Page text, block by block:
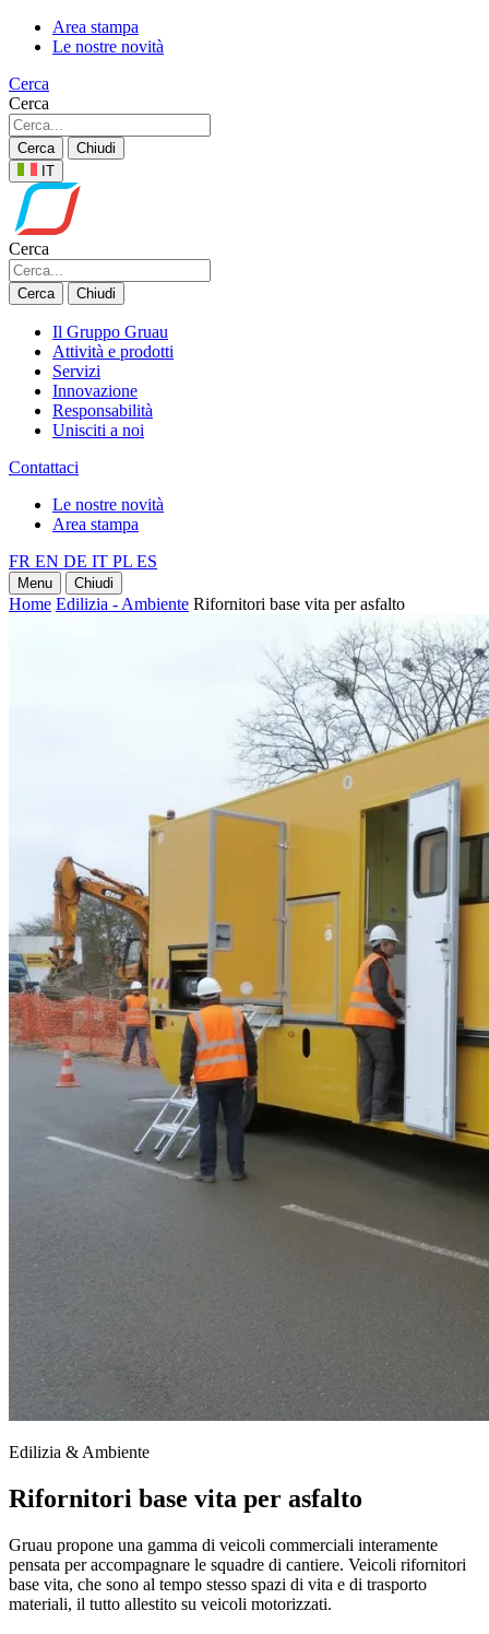
Area stampa
Le nostre novità
Cerca
Cerca
Cerca
Chiudi
IT
Cerca
Cerca Chiudi
Il Gruppo Gruau
Attività e prodotti
Servizi
Innovazione
Responsabilità
Unisciti a noi
Contattaci
Le nostre novità
Area stampa
FR EN DE IT PL ES
Menu Chiudi
Home Edilizia - Ambiente Rifornitori base vita per asfalto
Edilizia & Ambiente
Rifornitori base vita per asfalto
Gruau propone una gamma di veicoli commerciali interamente
pensata per accompagnare le squadre di cantiere. Veicoli rifornitori
base vita, che sono al tempo stesso spazi di vita e di trasporto
materiali, il tutto allestito su veicoli motorizzati.